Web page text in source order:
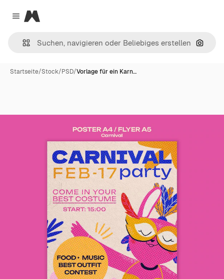
Close menu
Magnific
Nach
Startseite/Stock/PSD/Vorlage für ein Karn…